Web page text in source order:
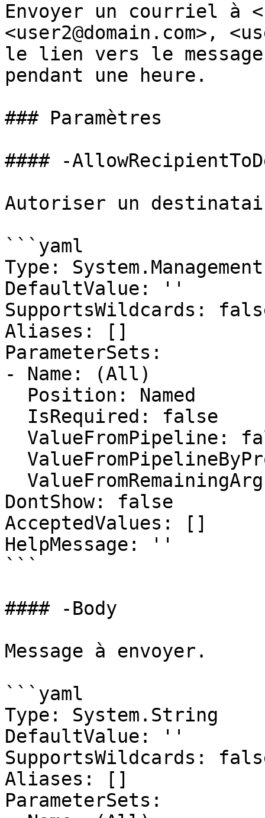
Envoyer un courriel à
<user2@domain.com>,
le lien vers le
pendant une heure.
### Paramètres
#### -
Autoriser un
```yaml
Type:
DefaultValue: ''
SupportsWildcards:
Aliases: []
ParameterSets:
- Name: (All)
DontShow: false
AcceptedValues: []
HelpMessage: ''
```
#### -Body
Message à envoyer.
```yaml
Type: System.String
DefaultValue: ''
SupportsWildcards:
Aliases: []
ParameterSets: